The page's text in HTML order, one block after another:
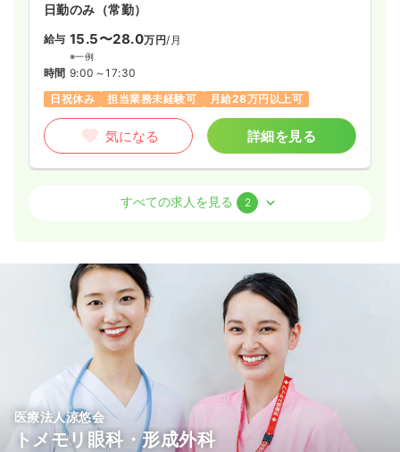
日勤のみ（常勤）
給与 15.5〜28.0万円/月
※一例
時間 9:00～17:30
日祝休み
担当業務未経験可 月給28万円以上可
気になる 詳細を見る
15.5〜28.0万円
※一例
9:00～17:30
土日祝休み
月給28万円以上可
気になる 詳細を見る
介護・福祉系 正看護師
すべての求人を見る 2
医療法人涼悠会
トメモリ眼科・形成外科